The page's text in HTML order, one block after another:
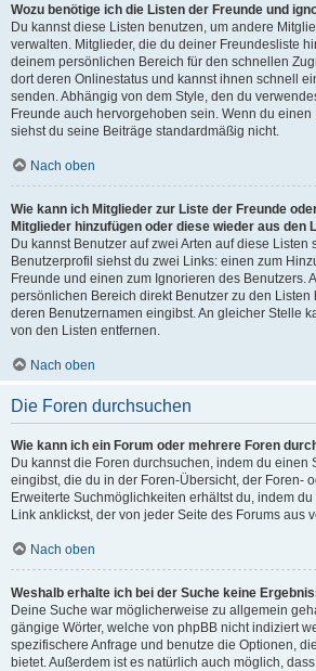
Wozu benötige ich die Listen der Freunde und
Du kannst diese Listen benutzen, um andere
verwalten. Mitglieder, die du deiner Freundesliste
deinem persönlichen Bereich für den schnellen
dort deren Onlinestatus und kannst ihnen schnell
senden. Abhängig von dem Style, den du
Freunde auch hervorgehoben sein. Wenn du
siehst du seine Beiträge standardmäßig nicht.
Nach oben
Wie kann ich Mitglieder zur Liste der Freunde
Mitglieder hinzufügen oder diese wieder aus den
Du kannst Benutzer auf zwei Arten auf diese Listen
Benutzerprofil siehst du zwei Links: einen zum
Freunde und einen zum Ignorieren des Benutzers.
persönlichen Bereich direkt Benutzer zu den Listen
deren Benutzernamen eingibst. An gleicher Stelle
von den Listen entfernen.
Nach oben
Die Foren durchsuchen
Wie kann ich ein Forum oder mehrere Foren
Du kannst die Foren durchsuchen, indem du einen
eingibst, die du in der Foren-Übersicht, der Foren-
Erweiterte Suchmöglichkeiten erhältst du, indem du
Link anklickst, der von jeder Seite des Forums aus
Nach oben
Weshalb erhalte ich bei der Suche keine
Deine Suche war möglicherweise zu allgemein
gängige Wörter, welche von phpBB nicht indiziert
spezifischere Anfrage und benutze die Optionen,
bietet. Außerdem ist es natürlich auch möglich,